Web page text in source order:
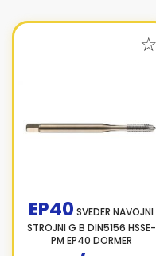
EP40 SVEDER NAVOJNI
STROJNI G B DIN5156 HSSE-
PM EP40 DORMER